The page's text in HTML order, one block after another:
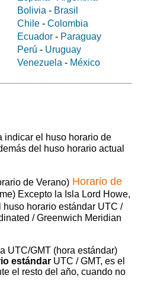
Bolivia - Brasil
Chile - Colombia
Ecuador - Paraguay
Perú - Uruguay
Venezuela - México
indicar el huso horario de
del huso horario actual
Horario de
Excepto la Isla Lord Howe,
huso horario estándar UTC /
/ Greenwich Meridian
estándar UTC / GMT, es el
el resto del año, cuando no